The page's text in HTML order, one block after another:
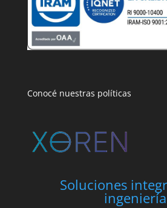
Conocé nuestras políticas
Soluciones
ingeniería